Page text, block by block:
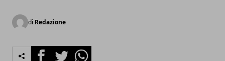
di Redazione
FacebookTwitterWhatsapp